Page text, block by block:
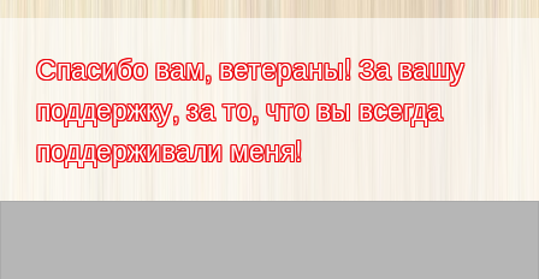
Спасибо вам, ветераны! За вашу
поддержку, за то, что вы всегда
поддерживали меня!